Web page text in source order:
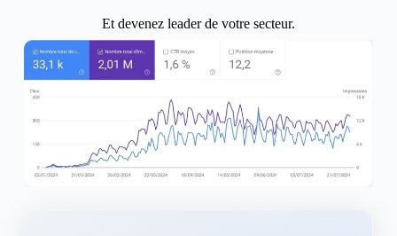
Et devenez leader de votre secteur.